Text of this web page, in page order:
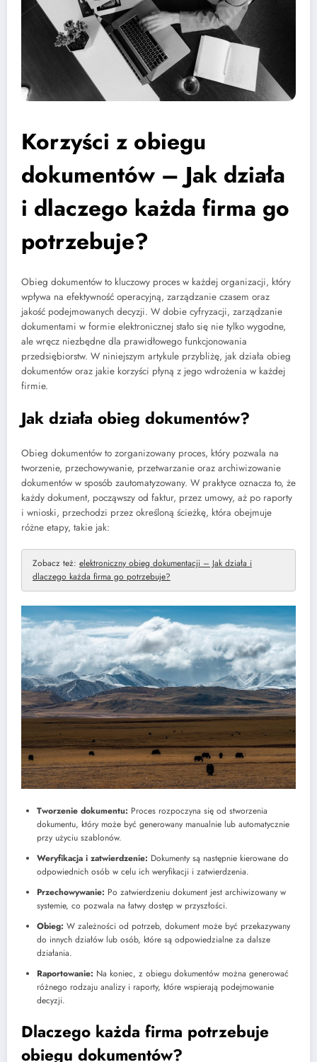
Korzyści z obiegu
dokumentów – Jak działa
i dlaczego każda firma go
potrzebuje?
Obieg dokumentów to kluczowy proces w każdej organizacji, który
wpływa na efektywność operacyjną, zarządzanie czasem oraz
jakość podejmowanych decyzji. W dobie cyfryzacji, zarządzanie
dokumentami w formie elektronicznej stało się nie tylko wygodne,
ale wręcz niezbędne dla prawidłowego funkcjonowania
przedsiębiorstw. W niniejszym artykule przybliżę, jak działa obieg
dokumentów oraz jakie korzyści płyną z jego wdrożenia w każdej
firmie.
Jak działa obieg dokumentów?
Obieg dokumentów to zorganizowany proces, który pozwala na
tworzenie, przechowywanie, przetwarzanie oraz archiwizowanie
dokumentów w sposób zautomatyzowany. W praktyce oznacza to, że
każdy dokument, począwszy od faktur, przez umowy, aż po raporty
i wnioski, przechodzi przez określoną ścieżkę, która obejmuje
różne etapy, takie jak:
Zobacz też: elektroniczny obieg dokumentacji – Jak działa i
dlaczego każda firma go potrzebuje?
Tworzenie dokumentu: Proces rozpoczyna się od stworzenia
dokumentu, który może być generowany manualnie lub automatycznie
przy użyciu szablonów.
Weryfikacja i zatwierdzenie: Dokumenty są następnie kierowane do
odpowiednich osób w celu ich weryfikacji i zatwierdzenia.
Przechowywanie: Po zatwierdzeniu dokument jest archiwizowany w
systemie, co pozwala na łatwy dostęp w przyszłości.
Obieg: W zależności od potrzeb, dokument może być przekazywany
do innych działów lub osób, które są odpowiedzialne za dalsze
działania.
Raportowanie: Na koniec, z obiegu dokumentów można generować
różnego rodzaju analizy i raporty, które wspierają podejmowanie
decyzji.
Dlaczego każda firma potrzebuje
obiegu dokumentów?